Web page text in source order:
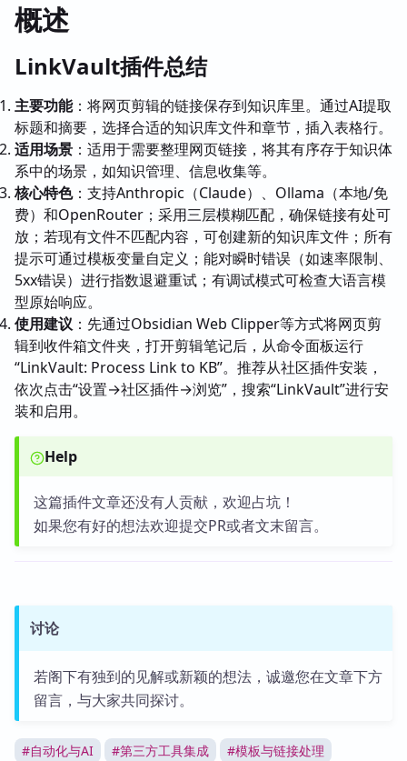
概述
LinkVault插件总结
主要功能：将网页剪辑的链接保存到知识库里。通过AI提取
标题和摘要，选择合适的知识库文件和章节，插入表格行。
适用场景 ：适用于需要整理网页链接，将其有序存于知识体
系中的场景，如知识管理、信息收集等。
核心特色：支持Anthropic（Claude）、Ollama（本地/免
费）和OpenRouter；采用三层模糊匹配，确保链接有处可
放；若现有文件不匹配内容，可创建新的知识库文件；所有
提示可通过模板变量自定义；能对瞬时错误（如速率限制、
5xx错误）进行指数退避重试；有调试模式可检查大语言模
型原始响应。
使用建议 ：先通过Obsidian Web Clipper等方式将网页剪
辑到收件箱文件夹，打开剪辑笔记后，从命令面板运行
“LinkVault: Process Link to KB”。推荐从社区插件安装，
依次点击“设置→社区插件→浏览”，搜索“LinkVault”进行安
装和启用。
Help
这篇插件文章还没有人贡献，欢迎占坑！
如果您有好的想法欢迎提交PR或者文末留言。
讨论
若阁下有独到的见解或新颖的想法，诚邀您在文章下方
留言，与大家共同探讨。
#自动化与AI #第三方工具集成 #模板与链接处理